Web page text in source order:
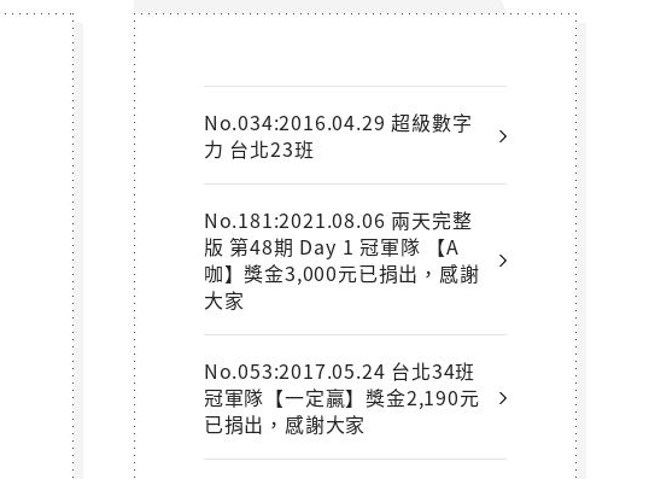
No.034:2016.04.29 超級數字
力 台北23班
No.181:2021.08.06 兩天完整
版 第48期 Day 1 冠軍隊 【A
咖】獎金3,000元已捐出，感謝
大家
No.053:2017.05.24 台北34班
冠軍隊【一定贏】獎金2,190元
已捐出，感謝大家